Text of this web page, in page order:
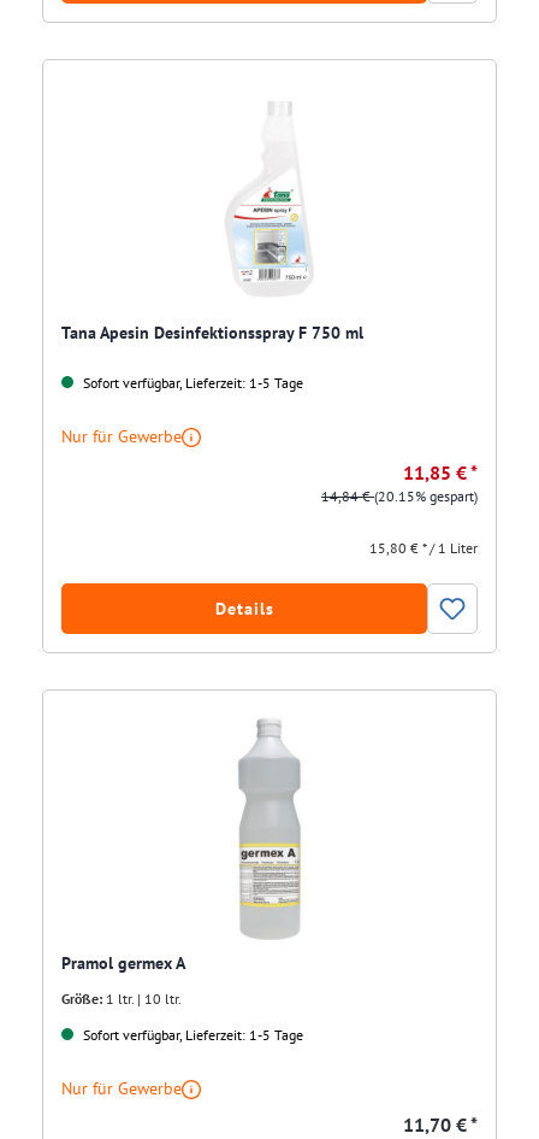
Tana Apesin Desinfektionsspray F 750 ml
Sofort verfügbar, Lieferzeit: 1-5 Tage
Nur für Gewerbe
11,85 € *
14,84 €(20.15% gespart)
15,80 € * / 1 Liter
Details
Pramol germex A
Größe: 1 ltr. | 10 ltr.
Sofort verfügbar, Lieferzeit: 1-5 Tage
Nur für Gewerbe
11,70 € *